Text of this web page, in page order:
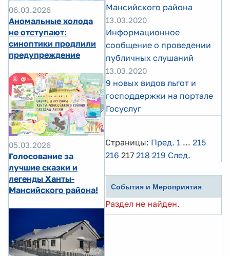
06.03.2026
Аномальные холода
не отступают:
синоптики продлили
предупреждение
05.03.2026
Голосование за
лучшие сказки и
легенды Ханты-
Мансийского района!
Мансийского района
13.03.2020
Информационное
сообщение о проведении
публичных слушаний
13.03.2020
9 новых видов льгот и
господдержки на портале
Госуслуг
Страницы: Пред. 1 ... 215
216 217 218 219 След.
События и Мероприятия
Раздел не найден.